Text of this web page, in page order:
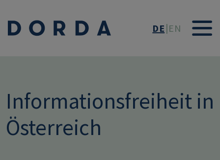
DE EN
Informationsfreiheit in
Österreich